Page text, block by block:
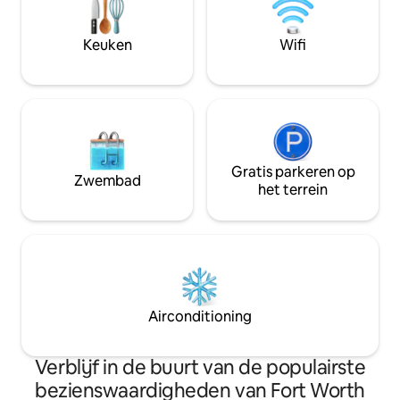
het vliegtuig eronder ✔ Een verblijf met
een luchtvaartthema dat anders is dan
Ideaal voor
familiebezoeken
Keuken Wifi
Zwembad
Gratis parkeren op
het terrein
Airconditioning
Verblijf in de buurt van de populairste
bezienswaardigheden van Fort Worth